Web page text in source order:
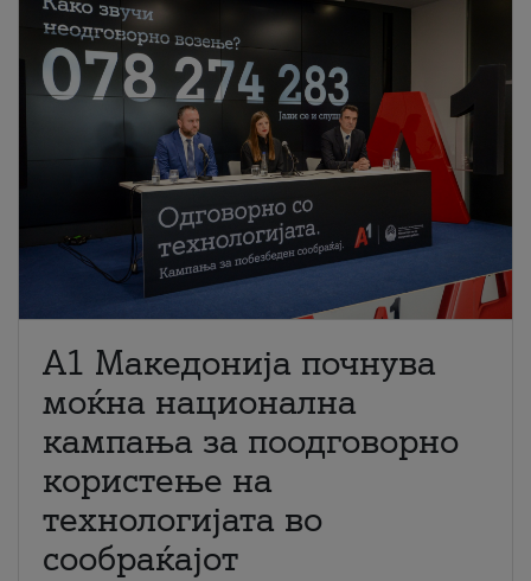
A1 Македонија почнува
моќна национална
кампања за поодговорно
користење на
технологијата во
сообраќајот